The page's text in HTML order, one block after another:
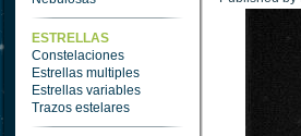
ESTRELLAS
Constelaciones
Estrellas multiples
Estrellas variables
Trazos estelares